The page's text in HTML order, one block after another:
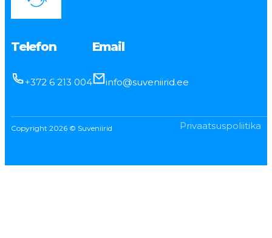
Telefon
+372 6 213 004
Email
info@suveniirid.ee
Copyright 2026 © Suveniirid Privaatsuspoliitika